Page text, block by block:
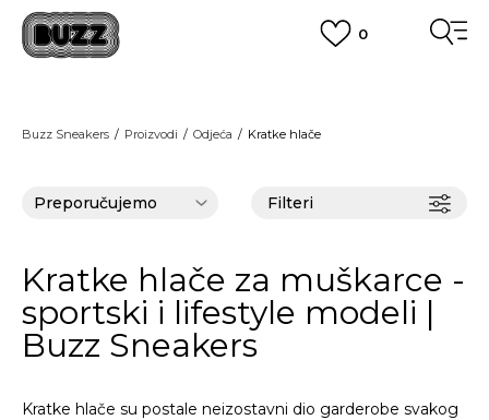
0
Dostava 1,50 €| Više od 800 paketomata u Hrvatskoj
POGLEDAJ VIŠE
POVRAT ROBE
NAZOVITE NAS: 01 8000 294
pon-pet 9:00-16:00 sati
PLAĆANJE NA RATE
do 12 rata bez kamata
POGLEDAJ VIŠE
CLICK& COLLECT
besplatno preuzimanje u trgovini
kontaktirajte nas brzo i jednostavno
Buzz Sneakers Proizvodi Odjeća Kratke hlače
Filteri
Kratke hlače za muškarce -
sportski i lifestyle modeli |
Buzz Sneakers
Kratke hlače su postale neizostavni dio garderobe svakog